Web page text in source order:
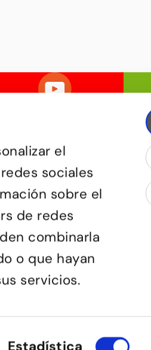
el
sociales
sobre el
de redes
combinarla
o que hayan
servicios.
Estadística
11-13
455 807